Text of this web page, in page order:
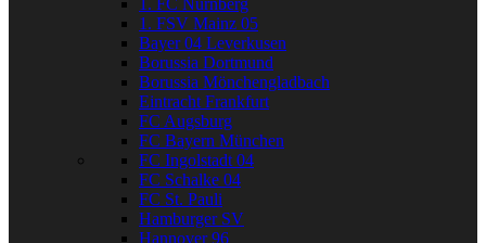
1. FSV Mainz 05
Bayer 04 Leverkusen
Borussia Dortmund
Borussia Mönchengladbach
Eintracht Frankfurt
FC Augsburg
FC Bayern München
FC Ingolstadt 04
FC Schalke 04
FC St. Pauli
Hamburger SV
Hannover 96